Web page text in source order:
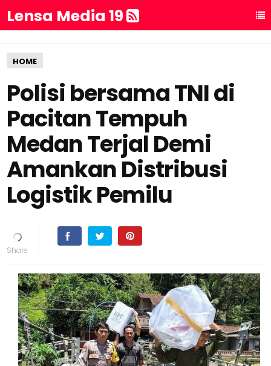
Lensa Media 19
HOME
Polisi bersama TNI di
Pacitan Tempuh
Medan Terjal Demi
Amankan Distribusi
Logistik Pemilu